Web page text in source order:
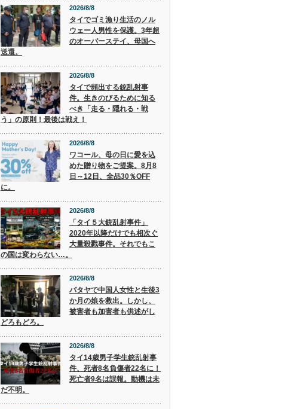
2026/8/8
タイでゴミ漁り生活のノル
ウェー人男性を保護。3年超
のオーバーステイ、母国へ
送還。
2026/8/8
タイで頻出する銃乱射事
件。生きのびるために知る
べき「走る・隠れる・戦
う」の原則！最後は戦え！
2026/8/8
ワコール、母の日に愛を込
めた贈り物をご提案。8月8
日～12日、全品30％OFF
に。
2026/8/8
「タイ５大銃乱射事件」
2020年以降だけでも相次ぐ
大量殺戮事件。それでもこ
の国は変わらない…。
2026/8/8
パタヤで中国人女性と生後3
か月の娘を救出。しかし、
被害者も加害者も供述がし
どろもどろ。
2026/8/8
タイ14歳男子学生銃乱射事
件、死者8名負傷者22名に！
死亡者9名は誤報。動機は未
だ不明。